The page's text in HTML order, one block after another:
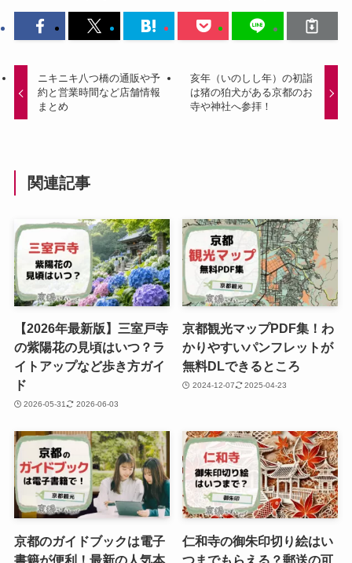
ニキニキ八つ橋の通販や予
約と営業時間など店舗情報
まとめ
亥年（いのしし年）の初詣
は猪の狛犬がある京都のお
寺や神社へ参拝！
関連記事
【2026年最新版】三室戸寺
の紫陽花の見頃はいつ？ラ
イトアップなど歩き方ガイ
ド
2026-05-31 2026-06-03
京都観光マップPDF集！わ
かりやすいパンフレットが
無料DLできるところ
2024-12-07 2025-04-23
京都のガイドブックは電子
書籍が便利！最新の人気本
仁和寺の御朱印切り絵はい
つまでもらえる？郵送の可